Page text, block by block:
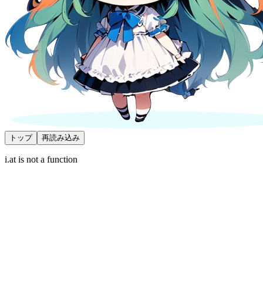
トップ 再読み込み
i.at is not a function